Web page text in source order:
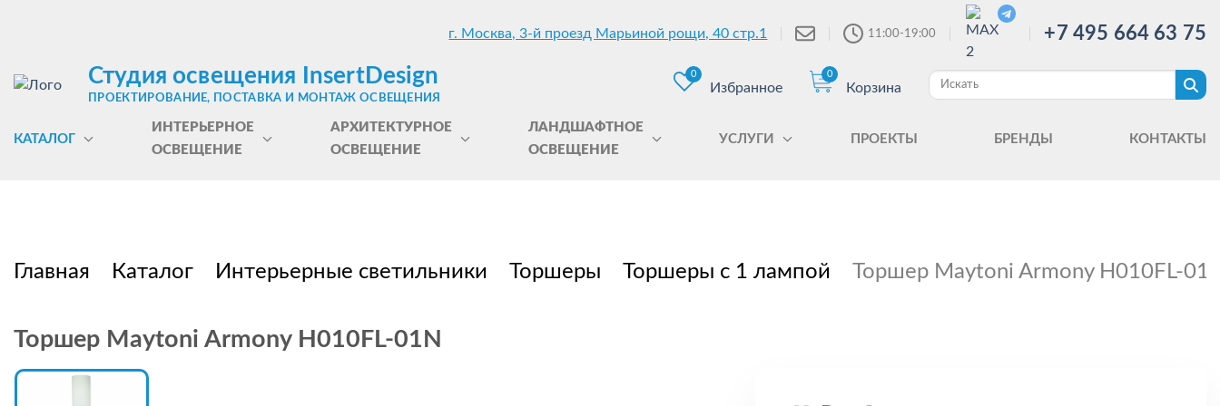
г. Москва, 3-й проезд Марьиной рощи, 40 стр.1 11:00-19:00 +7 495 664 63 75
Студия освещения InsertDesign
ПРОЕКТИРОВАНИЕ, ПОСТАВКА И МОНТАЖ ОСВЕЩЕНИЯ
0
Избранное
0
Корзина
КАТАЛОГ
ИНТЕРЬЕРНОЕ
ОСВЕЩЕНИЕ
АРХИТЕКТУРНОЕ
ОСВЕЩЕНИЕ
ЛАНДШАФТНОЕ
ОСВЕЩЕНИЕ
УСЛУГИ ПРОЕКТЫ БРЕНДЫ КОНТАКТЫ
Главная Каталог Интерьерные светильники Торшеры Торшеры с 1 лампой Торшер Maytoni Armony H010FL-
Торшер Maytoni Armony H010FL-01N